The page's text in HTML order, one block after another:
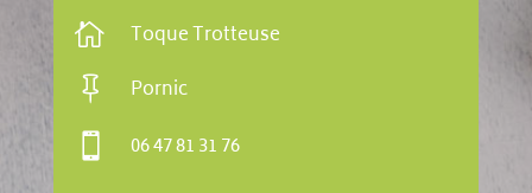
 Toque Trotteuse
 Pornic
 06 47 81 31 76